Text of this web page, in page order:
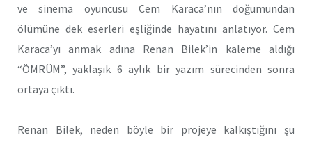
ve sinema oyuncusu Cem Karaca’nın doğumundan
ölümüne dek eserleri eşliğinde hayatını anlatıyor. Cem
Karaca’yı anmak adına Renan Bilek’in kaleme aldığı
“ÖMRÜM”, yaklaşık 6 aylık bir yazım sürecinden sonra
ortaya çıktı.
Renan Bilek, neden böyle bir projeye kalkıştığını şu